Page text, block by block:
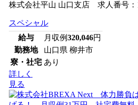
株式会社平山 山口支店 求人番号：
スペシャル
給与
月収例320,046円
勤務地
山口県 柳井市
寮・社宅 あり
詳しく
見る